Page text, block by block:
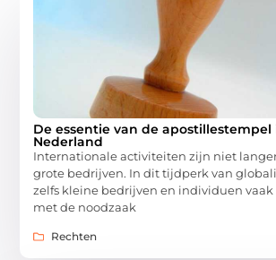
De essentie van de apostillestempel
Nederland
Internationale activiteiten zijn niet
grote bedrijven. In dit tijdperk van
zelfs kleine bedrijven en individuen
met de noodzaak
Rechten